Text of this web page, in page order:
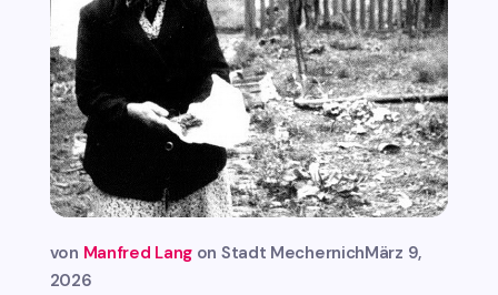
von Manfred Lang Stadt MechernichMärz 9,
2026